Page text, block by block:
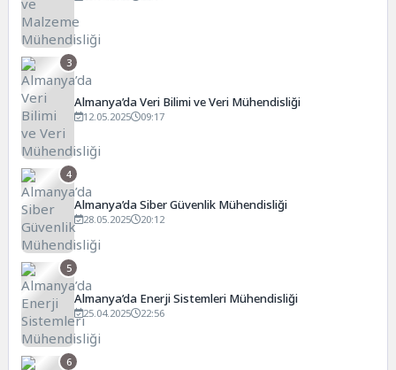
3
Almanya’da Veri Bilimi ve Veri Mühendisliği
12.05.2025 09:17
4
Almanya’da Siber Güvenlik Mühendisliği
28.05.2025 20:12
5
Almanya’da Enerji Sistemleri Mühendisliği
25.04.2025 22:56
6